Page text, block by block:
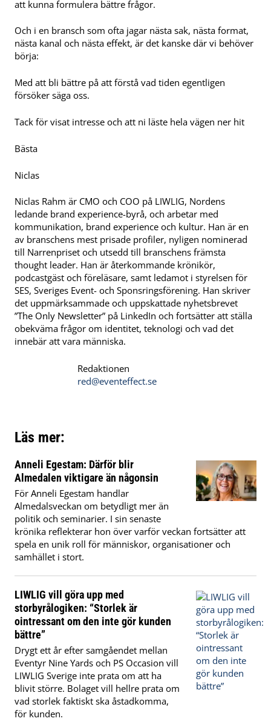
att kunna formulera bättre frågor.
Och i en bransch som ofta jagar nästa sak, nästa format,
nästa kanal och nästa effekt, är det kanske där vi behöver
börja:
Med att bli bättre på att förstå vad tiden egentligen
försöker säga oss.
Tack för visat intresse och att ni läste hela vägen ner hit
Bästa
Niclas
Niclas Rahm är CMO och COO på LIWLIG, Nordens
ledande brand experience-byrå, och arbetar med
kommunikation, brand experience och kultur. Han är en
av branschens mest prisade profiler, nyligen nominerad
till Narrenpriset och utsedd till branschens främsta
thought leader. Han är återkommande krönikör,
podcastgäst och föreläsare, samt ledamot i styrelsen för
SES, Sveriges Event- och Sponsringsförening. Han skriver
det uppmärksammade och uppskattade nyhetsbrevet
”The Only Newsletter” på LinkedIn och fortsätter att ställa
obekväma frågor om identitet, teknologi och vad det
innebär att vara människa.
Redaktionen
red@eventeffect.se
Läs mer:
Anneli Egestam: Därför blir
Almedalen viktigare än någonsin
För Anneli Egestam handlar
Almedalsveckan om betydligt mer än
politik och seminarier. I sin senaste
krönika reflekterar hon över varför veckan fortsätter att
spela en unik roll för människor, organisationer och
samhället i stort.
LIWLIG vill göra upp med
storbyrålogiken: “Storlek är
ointressant om den inte gör kunden
bättre”
Drygt ett år efter samgåendet mellan
Eventyr Nine Yards och PS Occasion vill
LIWLIG Sverige inte prata om att ha
blivit större. Bolaget vill hellre prata om
vad storlek faktiskt ska åstadkomma,
för kunden.